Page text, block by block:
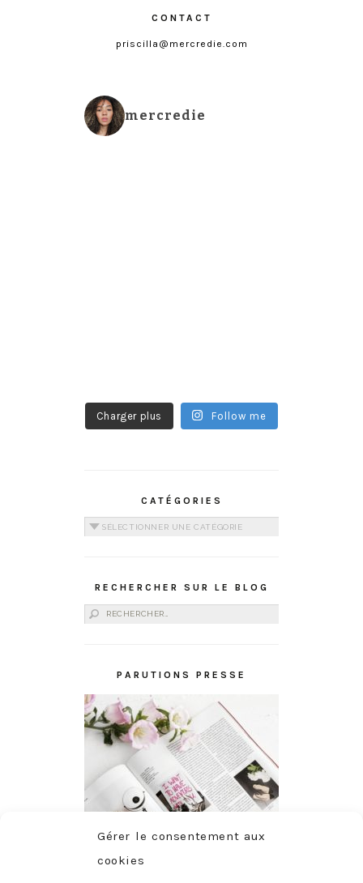
Gérer le consentement aux
cookies
CONTACT
priscilla@mercredie.com
mercredie
Charger plus Follow me
CATÉGORIES
Catégories
RECHERCHER SUR LE BLOG
Rechercher :
PARUTIONS PRESSE